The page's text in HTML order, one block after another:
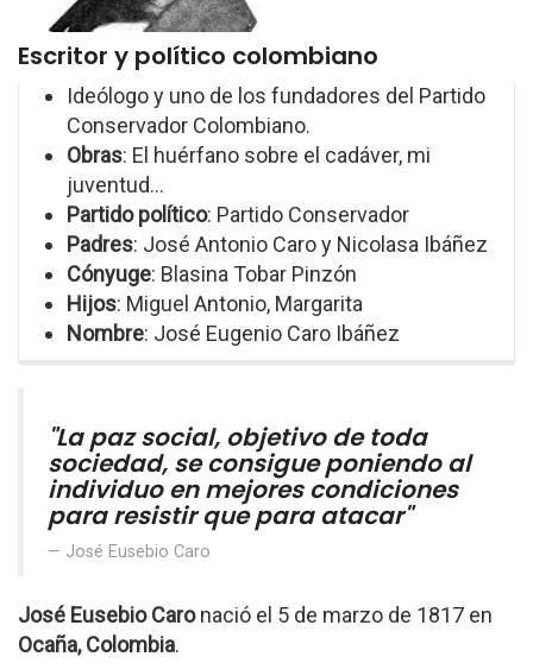
Escritor y político colombiano
Ideólogo y uno de los fundadores del Partido
Conservador Colombiano.
Obras: El huérfano sobre el cadáver, mi
juventud...
Partido político: Partido Conservador
Padres: José Antonio Caro y Nicolasa Ibáñez
Cónyuge: Blasina Tobar Pinzón
Hijos: Miguel Antonio, Margarita
Nombre: José Eugenio Caro Ibáñez
"La paz social, objetivo de toda
sociedad, se consigue poniendo al
individuo en mejores condiciones
para resistir que para atacar"
José Eusebio Caro
José Eusebio Caronació el 5 de marzo de 1817 en
Ocaña, Colombia.